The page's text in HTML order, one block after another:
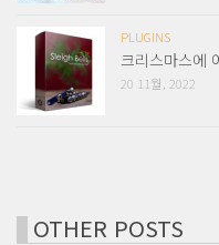
PLUGINS
크리스마스에
20 11월, 2022
OTHER POSTS